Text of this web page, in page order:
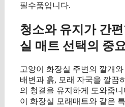
필수품입니다.
청소와 유지가 간
실 매트 선택의 중
고양이 화장실 주변의 깔개
배변과 흙, 모래 자국을 깔끔
의 청결을 유지하게 도와줍
이 화장실 모래매트와 같은